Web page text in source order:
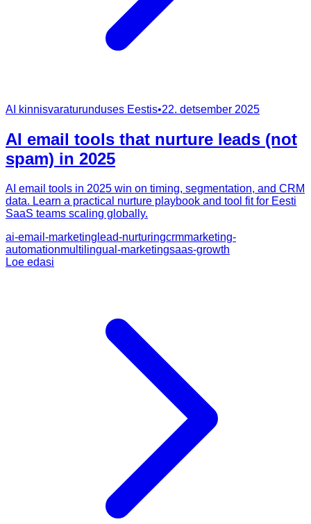
AI kinnisvaraturunduses Eestis•22. detsember 2025
AI email tools that nurture leads (not
spam) in 2025
AI email tools in 2025 win on timing, segmentation, and CRM
data. Learn a practical nurture playbook and tool fit for Eesti
SaaS teams scaling globally.
ai-email-marketing lead-nurturingcrmmarketing-
automationmultilingual-marketingsaas-growth
Loe edasi